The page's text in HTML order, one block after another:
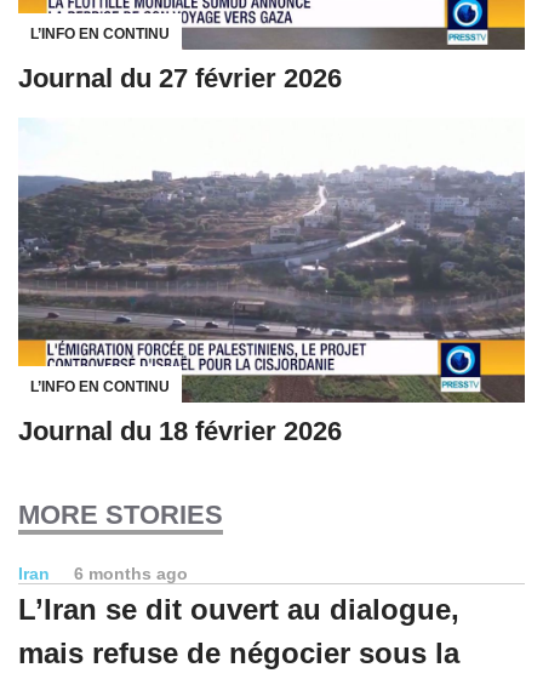
L’INFO EN CONTINU
Journal du 27 février 2026
L’INFO EN CONTINU
Journal du 18 février 2026
MORE STORIES
Iran 6 months ago
L’Iran se dit ouvert au dialogue,
mais refuse de négocier sous la